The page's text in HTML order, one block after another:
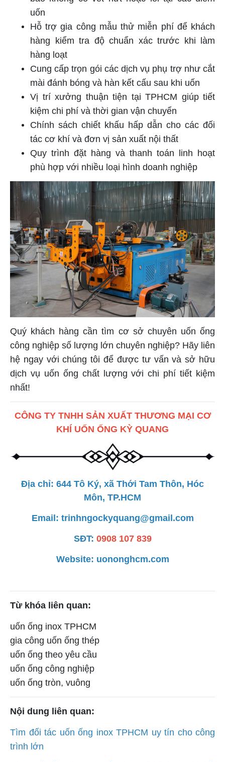
uốn
Hỗ trợ gia công mẫu thử miễn phí để khách
hàng kiểm tra độ chuẩn xác trước khi làm
hàng loạt
Cung cấp trọn gói các dịch vụ phụ trợ như cắt
mài đánh bóng và hàn kết cấu sau khi uốn
Vị trí xưởng thuận tiện tại TPHCM giúp tiết
kiệm chi phí và thời gian vận chuyển
Chính sách chiết khấu hấp dẫn cho các đối
tác cơ khí và đơn vị sản xuất nội thất
Quy trình đặt hàng và thanh toán linh hoạt
phù hợp với nhiều loại hình doanh nghiệp
Quý khách hàng cần tìm cơ sở chuyên uốn ống
công nghiệp số lượng lớn chuyên nghiệp? Hãy liên
hệ ngay với chúng tôi để được tư vấn và sở hữu
dịch vụ uốn ống chất lượng với chi phí tiết kiệm
nhất!
CÔNG TY TNHH SẢN XUẤT THƯƠNG MẠI CƠ
KHÍ UỐN ỐNG KỲ QUANG
Địa chỉ: 644 Tô Ký, xã Thới Tam Thôn, Hóc
Môn, TP.HCM
Email: trinhngockyquang@gmail.com
SĐT: 0908 107 839
Website: uononghcm.com
Từ khóa liên quan:
uốn ống inox TPHCM
gia công uốn ống thép
uốn ống theo yêu cầu
uốn ống công nghiệp
uốn ống tròn, vuông
Nội dung liên quan:
Tìm đối tác uốn ống inox TPHCM uy tín cho công
trình lớn